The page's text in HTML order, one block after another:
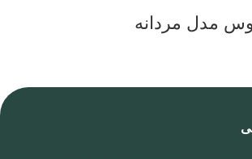
مدل مردانه